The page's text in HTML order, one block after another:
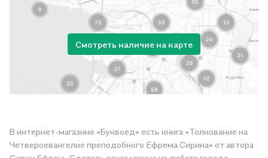
Смотреть наличие на карте
В интернет-магазине «Буквоед» есть книга «Толкование на
Четвероевангелие преподобного Ефрема Сирина» от автора